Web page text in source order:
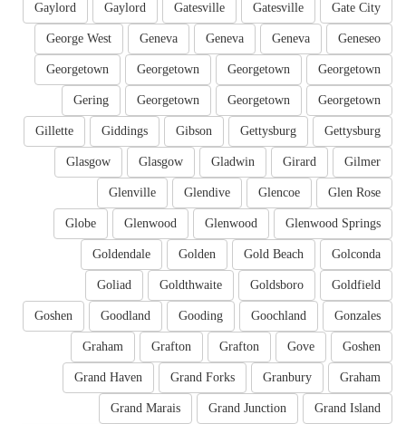
Gate City
Gatesville
Gatesville
Gaylord
Gaylord
Geneseo
Geneva
Geneva
Geneva
George West
Georgetown
Georgetown
Georgetown
Georgetown
Georgetown
Georgetown
Georgetown
Gering
Gettysburg
Gettysburg
Gibson
Giddings
Gillette
Gilmer
Girard
Gladwin
Glasgow
Glasgow
Glen Rose
Glencoe
Glendive
Glenville
Glenwood Springs
Glenwood
Glenwood
Globe
Golconda
Gold Beach
Golden
Goldendale
Goldfield
Goldsboro
Goldthwaite
Goliad
Gonzales
Goochland
Gooding
Goodland
Goshen
Goshen
Gove
Grafton
Grafton
Graham
Graham
Granbury
Grand Forks
Grand Haven
Grand Island
Grand Junction
Grand Marais